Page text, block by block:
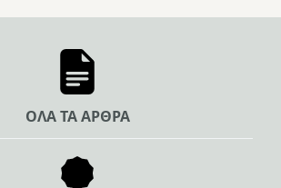
ΟΛΑ ΤΑ ΑΡΘΡΑ